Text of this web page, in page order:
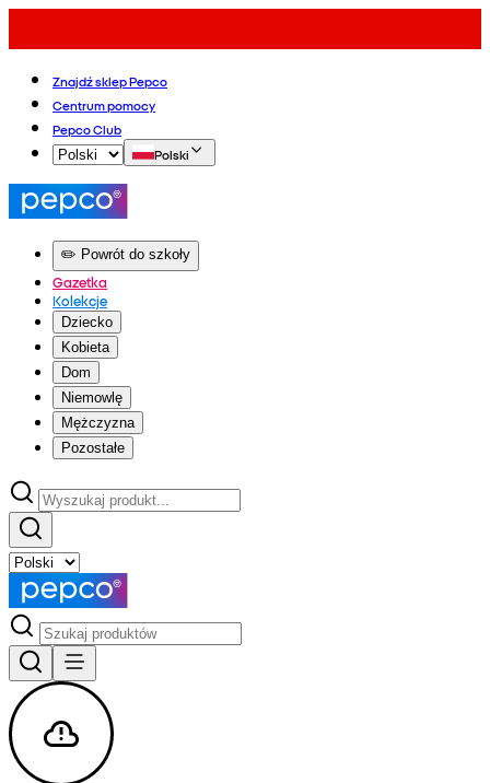
Znajdź sklep Pepco
Centrum pomocy
Pepco Club
Polski
✏️ Powrót do szkoły
Gazetka
Kolekcje
Dziecko
Kobieta
Dom
Niemowlę
Mężczyzna
Pozostałe